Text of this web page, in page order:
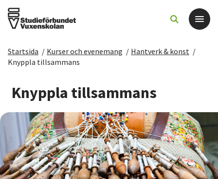
Det här gör vi
För dig som
Sök kurser och evenemang
Om SV
Starta studiecirkel
Startsida / Kurser och evenemang / Hantverk & konst /
Knyppla tillsammans
Knyppla tillsammans